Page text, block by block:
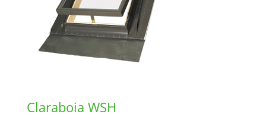
Claraboia WSH